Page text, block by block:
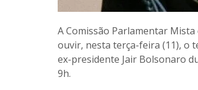
A Comissão Parlamentar
ouvir, nesta terça-feira (11), o
ex-presidente Jair Bolsonaro
9h.